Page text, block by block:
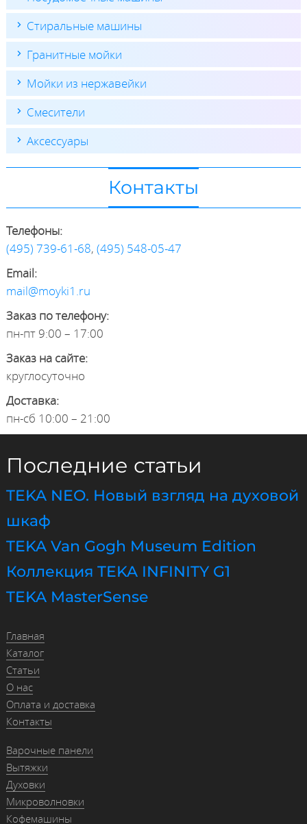
Стиральные машины
Гранитные мойки
Мойки из нержавейки
Смесители
Аксессуары
Контакты
Телефоны:
(495) 739-61-68, (495) 548-05-47
Email:
mail@moyki1.ru
Заказ по телефону:
пн-пт 9:00 – 17:00
Заказ на сайте:
круглосуточно
Доставка:
пн-сб 10:00 – 21:00
Последние статьи
TEKA NEO. Новый взгляд на духовой
шкаф
TEKA Van Gogh Museum Edition
Коллекция TEKA INFINITY G1
TEKA MasterSense
Главная
Каталог
Статьи
О нас
Оплата и доставка
Контакты
Варочные панели
Вытяжки
Духовки
Микроволновки
Кофемашины